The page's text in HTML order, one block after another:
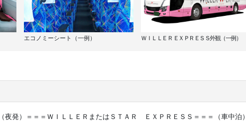
エコノミーシート（一例） ＷＩＬＬＥＲ ＥＸＰＲＥＳＳ外観（一例）
夜発）＝＝＝ＷＩＬＬＥＲまたはＳＴＡＲ ＥＸＰＲＥＳＳ＝＝＝（車中泊）